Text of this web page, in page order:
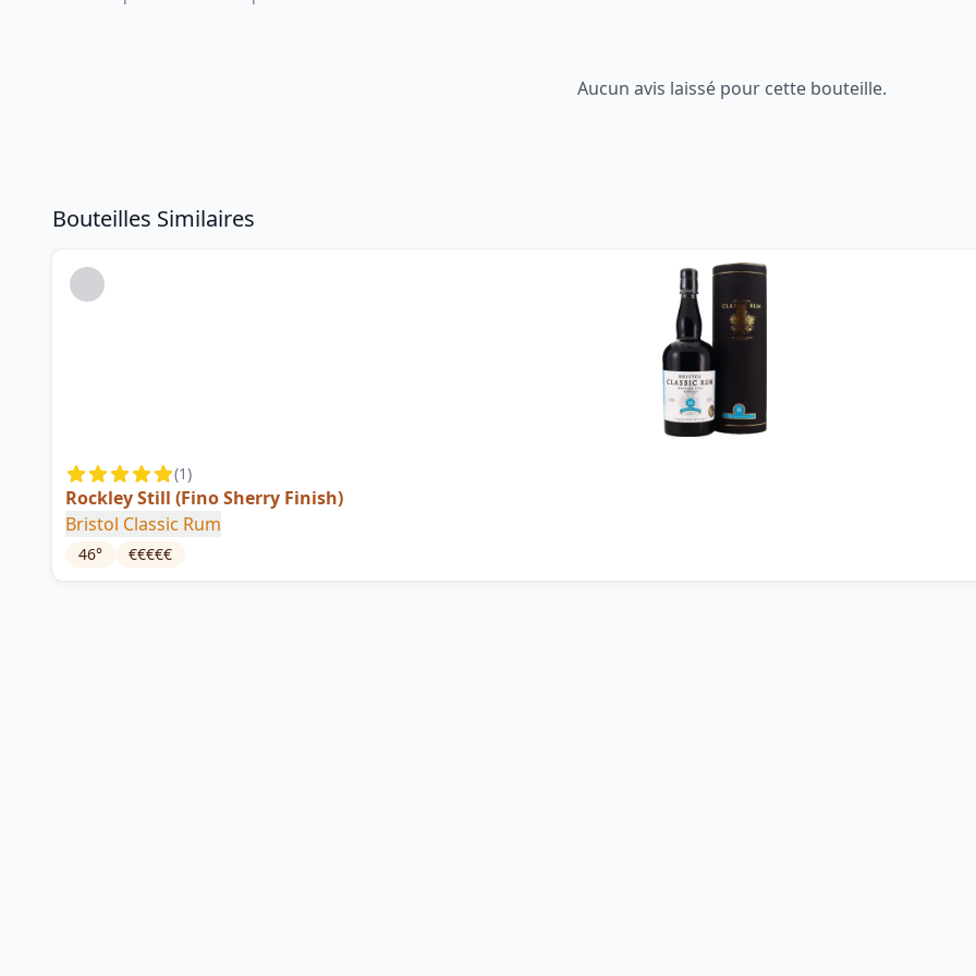
Aucun avis laissé pour cette bouteille.
Bouteilles Similaires
(1)
Rockley Still (Fino Sherry Finish)
Bristol Classic Rum
46° €€€€€